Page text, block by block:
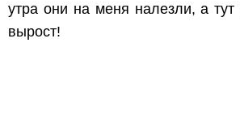
утра они на меня налезли, а
вырост!